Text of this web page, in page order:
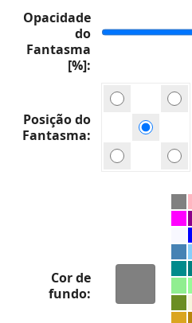
Opacidade
do
Fantasma
[%]
Posição do
Fantasma
Cor de
fundo